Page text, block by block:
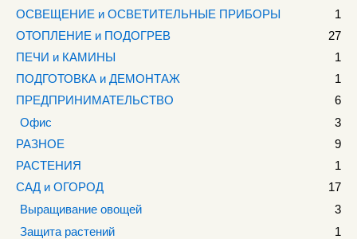
ОСВЕЩЕНИЕ и ОСВЕТИТЕЛЬНЫЕ ПРИБОРЫ
1
ОТОПЛЕНИЕ и ПОДОГРЕВ
27
ПЕЧИ и КАМИНЫ
1
ПОДГОТОВКА и ДЕМОНТАЖ
1
ПРЕДПРИНИМАТЕЛЬСТВО
6
Офис
3
РАЗНОЕ
9
РАСТЕНИЯ
1
САД и ОГОРОД
17
Выращивание овощей
3
Защита растений
1